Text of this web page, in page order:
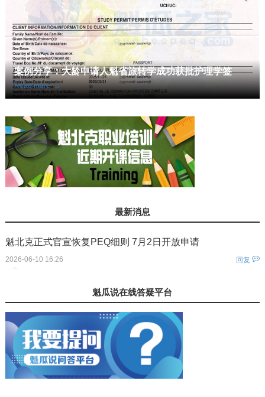
案例分享：大龄申请人魁省旅转学成功获批护理学签
Read more →
最新消息
魁北克正式官宣恢复PEQ细则 7月2日开放申请
2026-06-10 16:26
回复
魁瓜说在线答疑平台